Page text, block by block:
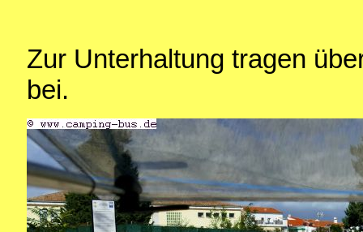
Zur Unterhaltung tragen
bei.